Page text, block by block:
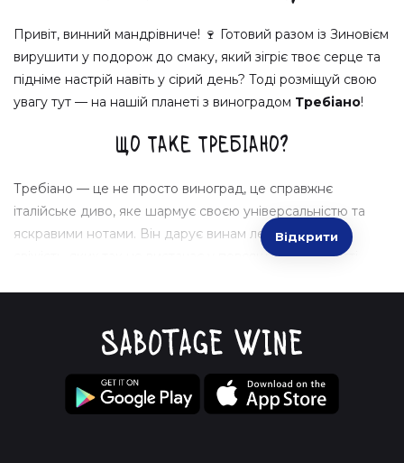
Привіт, винний мандрівниче! 🍷 Готовий разом із Зиновієм
вирушити у подорож до смаку, який зігріє твоє серце та
підніме настрій навіть у сірий день? Тоді розміщуй свою
увагу тут — на нашій планеті з виноградом Требіано!
Що таке Требіано?
Требіано — це не просто виноград, це справжнє
італійське диво, яке шармує своєю універсальністю та
яскравими нотами. Він дарує винам легкий аромат і
свіжість, яких так не вистачає у повсякденному житті.
Твій вибір із серця Італії
Хочеш опинитися під італійським сонцем, коли
відкриваєш пляшку вина? Тоді обирайТребіаноі дай
Відкрити